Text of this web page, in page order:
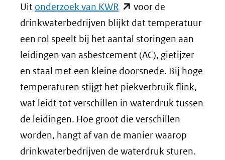
Uit onderzoek van KWR (opent
in
nieuw
venster)
(verwijst
naar
een
andere
website)
voor de
drinkwaterbedrijven blijkt dat temperatuur
een rol speelt bij het aantal storingen aan
leidingen van asbestcement (AC), gietijzer
en staal met een kleine doorsnede. Bij hoge
temperaturen stijgt het piekverbruik flink,
wat leidt tot verschillen in waterdruk tussen
de leidingen. Hoe groot die verschillen
worden, hangt af van de manier waarop
drinkwaterbedrijven de waterdruk sturen.